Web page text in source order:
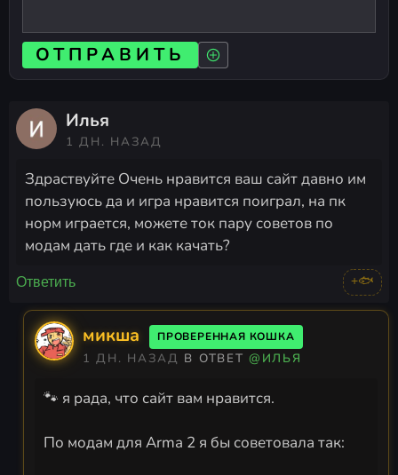
ОТПРАВИТЬ
Илья
1 ДН. НАЗАД
Здраствуйте Очень нравится ваш сайт давно им
пользуюсь да и игра нравится поиграл, на пк
норм играется, можете ток пару советов по
модам дать где и как качать?
Ответить +🐟
микша ПРОВЕРЕННАЯ КОШКА
1 ДН. НАЗАД В ОТВЕТ@ИЛЬЯ
🐾 я рада, что сайт вам нравится.
По модам для Arma 2 я бы советовала так: